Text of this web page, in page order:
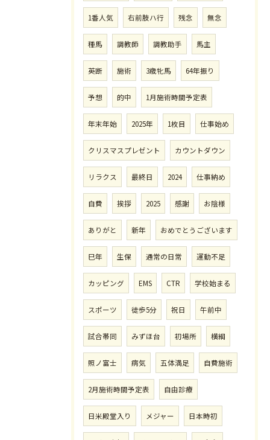
1番人気 右前肢ハ行 残念 無念
種馬 調教師 調教助手 馬主
英断 施術 3歳牝馬 64年振り
予想 的中 1月施術時間予定表
年末年始 2025年 1枚目 仕事始め
クリスマスプレゼント カウントダウン
リラクス 最終日 2024 仕事納め
自費 挨拶 2025 感謝 お陰様
ありがと 新年 おめでとうございます
巳年 生保 通常の日常 運動不足
カッピング EMS CTR 学校始まる
スポーツ 徒歩5分 祝日 午前中
試合帯同 みずほ台 初場所 横綱
照ノ富士 病気 五体満足 自費施術
2月施術時間予定表 自由診療
日米殿堂入り メジャー 日本時初